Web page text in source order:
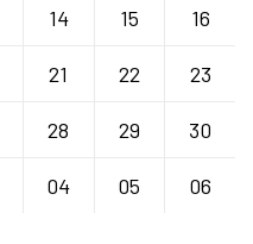
14 15 16
21 22 23
28 29 30
04 05 06